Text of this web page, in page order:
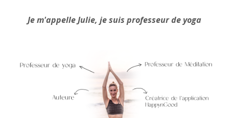
Je m'appelle Julie, je suis professeur de yoga